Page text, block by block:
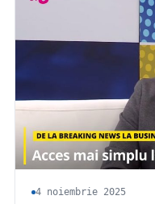
4 noiembrie 2025